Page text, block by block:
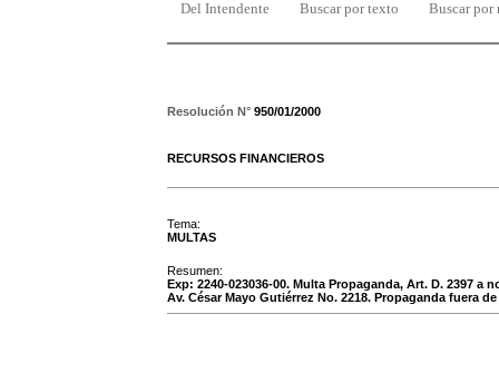
Del Intendente Buscar por texto Buscar por
Resolución N° 950/01/2000
RECURSOS FINANCIEROS
Tema:
MULTAS
Resumen:
Exp: 2240-023036-00. Multa Propaganda, Art. D. 2397 a
Av. César Mayo Gutiérrez No. 2218. Propaganda fuera